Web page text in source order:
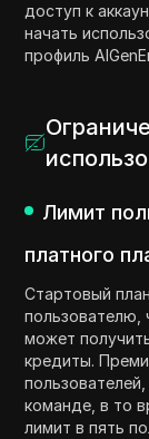
доступ к
начать
профиль
Лимит
платного
Стартовый
пользователю,
может
кредиты.
команде, в то
лимит в пять